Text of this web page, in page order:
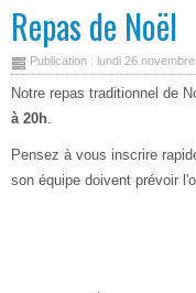
Repas de Noël
Publication : lundi 26
Notre repas traditionnel de
à 20h.
Pensez à vous inscrire
son équipe doivent prévoir